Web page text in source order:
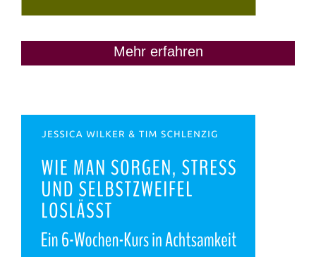
Mehr erfahren